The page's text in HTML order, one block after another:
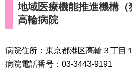
地域医療機能推進機構
高輪病院
病院住所：東京都港区高輪３丁目
病院電話番号：03-3443-9191